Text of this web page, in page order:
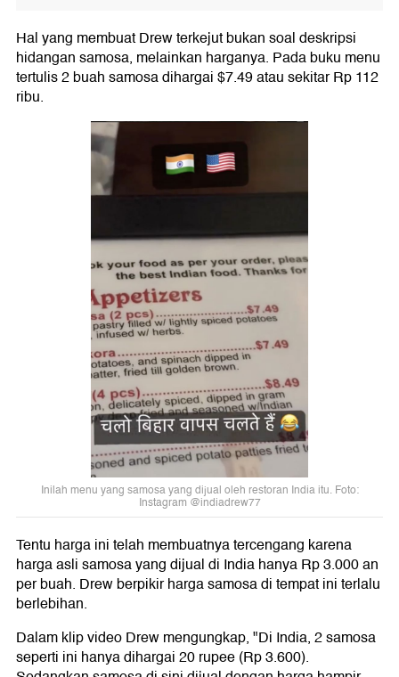
Hal yang membuat Drew terkejut bukan soal deskripsi
hidangan samosa, melainkan harganya. Pada buku menu
tertulis 2 buah samosa dihargai $7.49 atau sekitar Rp 112
ribu.
Inilah menu yang samosa yang dijual oleh restoran India itu. Foto:
Instagram @indiadrew77
Tentu harga ini telah membuatnya tercengang karena
harga asli samosa yang dijual di India hanya Rp 3.000 an
per buah. Drew berpikir harga samosa di tempat ini terlalu
berlebihan.
Dalam klip video Drew mengungkap, "Di India, 2 samosa
seperti ini hanya dihargai 20 rupee (Rp 3.600).